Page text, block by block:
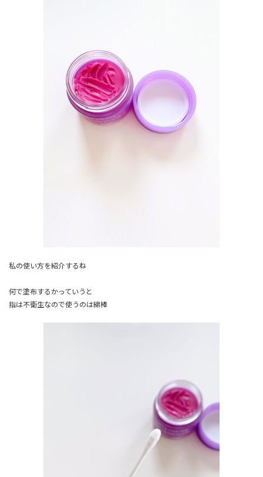
私の使い方を紹介するね
何で塗布するかっていうと
指は不衛生なので使うのは綿棒